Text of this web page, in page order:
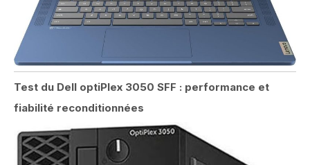
Test du Dell optiPlex 3050 SFF : performance et
fiabilité reconditionnées